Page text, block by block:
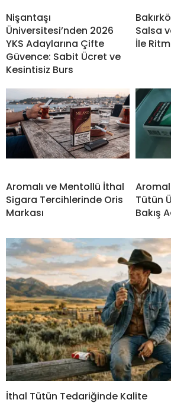
Nişantaşı
Üniversitesi’nden 2026
YKS Adaylarına Çifte
Güvence: Sabit Ücret ve
Kesintisiz Burs
Salsa
İle
Aromalı ve Mentollü İthal
Sigara Tercihlerinde Oris
Markası
Tütün
Bakış
İthal Tütün Tedariğinde Kalite